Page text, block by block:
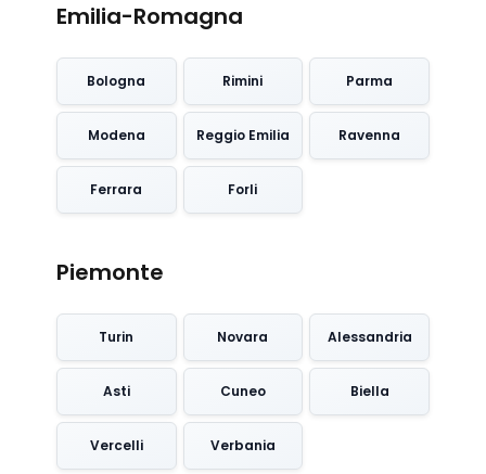
Emilia-Romagna
Bologna Rimini Parma
Modena Reggio Emilia Ravenna
Ferrara Forli
Piemonte
Turin Novara Alessandria
Asti Cuneo Biella
Vercelli Verbania